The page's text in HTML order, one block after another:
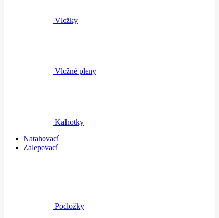
Vložky
Vložné pleny
Kalhotky
Natahovací
Zalepovací
Podložky